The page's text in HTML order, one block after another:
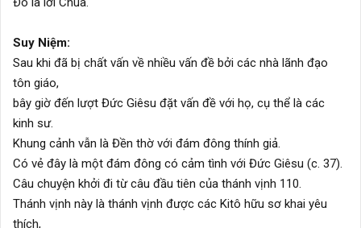
Suy Niệm:
Sau khi đã bị chất vấn về nhiều vấn đề bởi các nhà lãnh đạo
tôn giáo,
bây giờ đến lượt Đức Giêsu đặt vấn đề với họ, cụ thể là các
kinh sư.
Khung cảnh vẫn là Đền thờ với đám đông thính giả.
Có vẻ đây là một đám đông có cảm tình với Đức Giêsu (c. 37).
Câu chuyện khởi đi từ câu đầu tiên của thánh vịnh 110.
Thánh vịnh này là thánh vịnh được các Kitô hữu sơ khai yêu
thích,